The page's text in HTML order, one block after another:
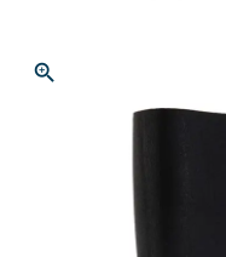
zoom_in